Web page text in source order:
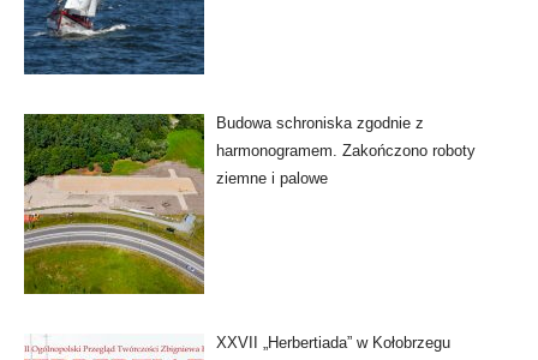
Budowa schroniska zgodnie z
harmonogramem. Zakończono roboty
ziemne i palowe
XXVII „Herbertiada” w Kołobrzegu